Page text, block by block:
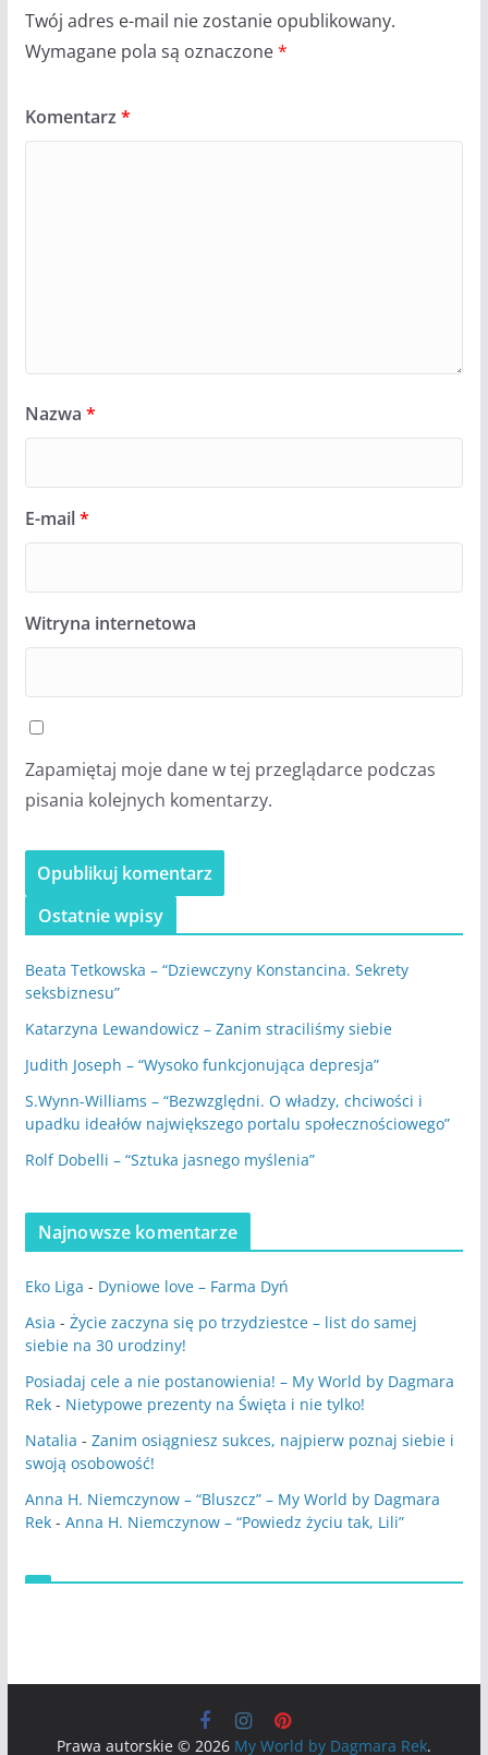
Twój adres e-mail nie zostanie opublikowany.
Wymagane pola są oznaczone*
Komentarz *
Nazwa *
E-mail*
Witryna internetowa
Zapamiętaj moje dane w tej przeglądarce podczas
pisania kolejnych komentarzy.
Ostatnie wpisy
Beata Tetkowska – “Dziewczyny Konstancina. Sekrety
seksbiznesu”
Katarzyna Lewandowicz – Zanim straciliśmy siebie
Judith Joseph – “Wysoko funkcjonująca depresja”
S.Wynn-Williams – “Bezwzględni. O władzy, chciwości i
upadku ideałów największego portalu społecznościowego”
Rolf Dobelli – “Sztuka jasnego myślenia”
Najnowsze komentarze
Eko Liga - Dyniowe love – Farma Dyń
Asia - Życie zaczyna się po trzydziestce – list do samej
siebie na 30 urodziny!
Posiadaj cele a nie postanowienia! – My World by Dagmara
Rek- Nietypowe prezenty na Święta i nie tylko!
Natalia - Zanim osiągniesz sukces, najpierw poznaj siebie i
swoją osobowość!
Anna H. Niemczynow – “Bluszcz” – My World by Dagmara
Rek- Anna H. Niemczynow – “Powiedz życiu tak, Lili”
Prawa autorskie © 2026 My World by Dagmara Rek.